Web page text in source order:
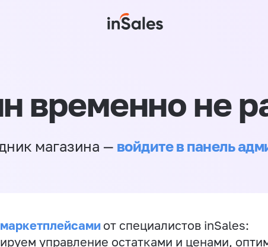
временно не
магазина — войдите в панель
от специалистов inSales:
управление остатками и ценами,